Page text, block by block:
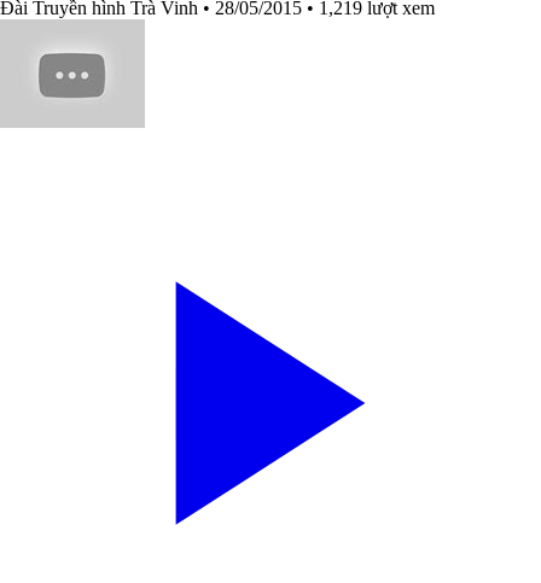
Đài Truyền hình Trà Vinh • 28/05/2015 • 1,219 lượt xem